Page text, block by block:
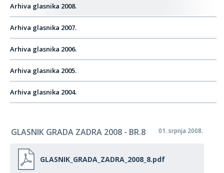
Arhiva glasnika 2008.
Arhiva glasnika 2007.
Arhiva glasnika 2006.
Arhiva glasnika 2005.
Arhiva glasnika 2004.
GLASNIK GRADA ZADRA 2008 - BR.8 01. srpnja 2008.
GLASNIK_GRADA_ZADRA_2008_8.pdf